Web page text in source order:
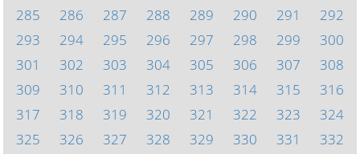
285
286 287 288 289 290 291
292
293
294 295 296 297 298 299
300
301
302 303 304 305 306 307
308
309
310 311 312 313 314 315
316
317
318 319 320 321 322 323
324
325
326 327 328 329 330 331
332